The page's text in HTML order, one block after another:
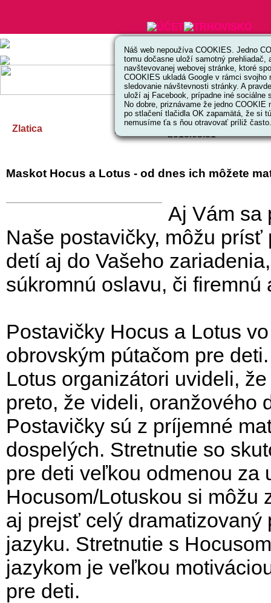
Náš web nepoužíva COOKIES. Jedno
tomu dočasne uloží samotný prehliadač,
navštevovanej webovej stránke, ktoré
COOKIES ukladá Google v rámci
sledovanie návštevnosti stránky. A
uloží aj Facebook, prípadne iné sociálne
No dobre, priznávame že jedno
po stlačení tlačidla OK zapamätá, že si
nemusíme ťa s ňou otravovať príliž často.
Zlatica
2013.05.31
2013.05.31
Maskot Hocus a Lotus - od dnes ich môžete
Aj Vám sa
Naše postavičky, môžu
detí aj do Vašeho
súkromnú oslavu, či firemnú
Postavičky Hocus a Lotus
obrovským pútačom pre
Lotus organizátori uvideli,
preto, že videli, oranžového
Postavičky sú z príjemné
dospelých. Stretnutie so
pre deti veľkou odmenou za
Hocusom/Lotuskou si môžu
aj prejsť celý
jazyku. Stretnutie s
jazykom je veľkou
pre deti.